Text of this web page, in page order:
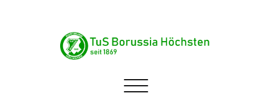
TuS Borussia Höchsten
Navigation umschalten